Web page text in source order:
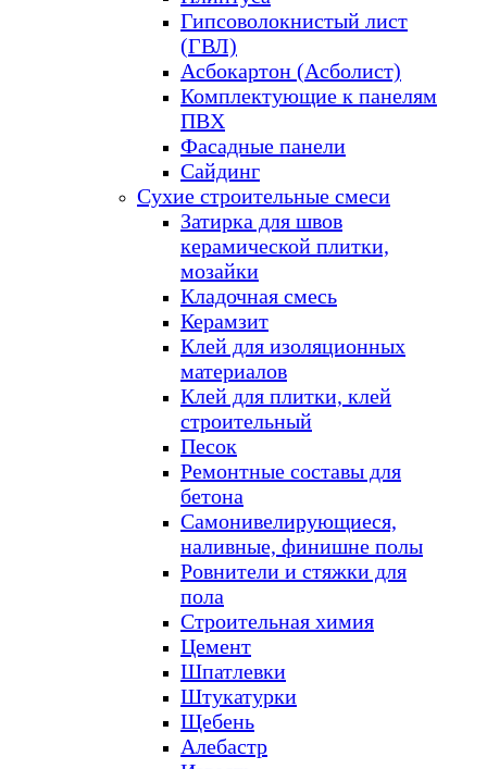
Гипсоволокнистый лист
(ГВЛ)
Асбокартон (Асболист)
Комплектующие к панелям
ПВХ
Фасадные панели
Сайдинг
Сухие строительные смеси
Затирка для швов
керамической плитки,
мозайки
Кладочная смесь
Керамзит
Клей для изоляционных
материалов
Клей для плитки, клей
строительный
Песок
Ремонтные составы для
бетона
Самонивелирующиеся,
наливные, финишне полы
Ровнители и стяжки для
пола
Строительная химия
Цемент
Шпатлевки
Штукатурки
Щебень
Алебастр